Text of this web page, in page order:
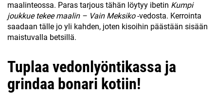
maalinteossa. Paras tarjous tähän löytyy ibetin Kumpi
joukkue tekee maalin – Vain Meksiko-vedosta. Kerrointa
saadaan tälle jo yli kahden, joten kisoihin päästään sisään
maistuvalla betsillä.
Tuplaa vedonlyöntikassa ja
grindaa bonari kotiin!